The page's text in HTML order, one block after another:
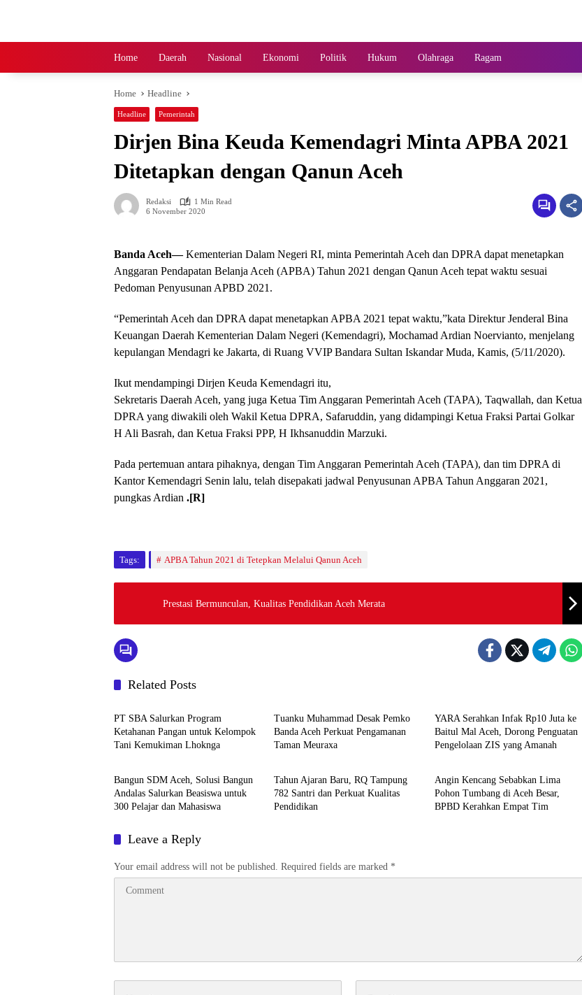
Home Daerah Nasional Ekonomi Politik Hukum Olahraga Ragam
Home Headline
Headline Pemerintah
Dirjen Bina Keuda Kemendagri Minta APBA 2021
Ditetapkan dengan Qanun Aceh
Redaksi
1 Min Read
6 November 2020
Banda Aceh—Kementerian Dalam Negeri RI, minta Pemerintah Aceh dan DPRA dapat menetapkan
Anggaran Pendapatan Belanja Aceh (APBA) Tahun 2021 dengan Qanun Aceh tepat waktu sesuai
Pedoman Penyusunan APBD 2021.
“Pemerintah Aceh dan DPRA dapat menetapkan APBA 2021 tepat waktu,”kata Direktur Jenderal Bina
Keuangan Daerah Kementerian Dalam Negeri (Kemendagri), Mochamad Ardian Noervianto, menjelang
kepulangan Mendagri ke Jakarta, di Ruang VVIP Bandara Sultan Iskandar Muda, Kamis, (5/11/2020).
Ikut mendampingi Dirjen Keuda Kemendagri itu,
Sekretaris Daerah Aceh, yang juga Ketua Tim Anggaran Pemerintah Aceh (TAPA), Taqwallah, dan Ketua
DPRA yang diwakili oleh Wakil Ketua DPRA, Safaruddin, yang didampingi Ketua Fraksi Partai Golkar
H Ali Basrah, dan Ketua Fraksi PPP, H Ikhsanuddin Marzuki.
Pada pertemuan antara pihaknya, dengan Tim Anggaran Pemerintah Aceh (TAPA), dan tim DPRA di
Kantor Kemendagri Senin lalu, telah disepakati jadwal Penyusunan APBA Tahun Anggaran 2021,
pungkas Ardian .[R]
Tags: APBA Tahun 2021 di Tetepkan Melalui Qanun Aceh
Prestasi Bermunculan, Kualitas Pendidikan Aceh Merata
Related Posts
Berita
PT SBA Salurkan Program
Ketahanan Pangan untuk Kelompok
Tani Kemukiman Lhoknga
Tuanku Muhammad Desak Pemko
Banda Aceh Perkuat Pengamanan
Taman Meuraxa
YARA Serahkan Infak Rp10 Juta ke
Baitul Mal Aceh, Dorong Penguatan
Pengelolaan ZIS yang Amanah
Bangun SDM Aceh, Solusi Bangun
Andalas Salurkan Beasiswa untuk
300 Pelajar dan Mahasiswa
Tahun Ajaran Baru, RQ Tampung
782 Santri dan Perkuat Kualitas
Pendidikan
Daerah
Angin Kencang Sebabkan Lima
Pohon Tumbang di Aceh Besar,
BPBD Kerahkan Empat Tim
Leave a Reply
Your email address will not be published. Required fields are marked *